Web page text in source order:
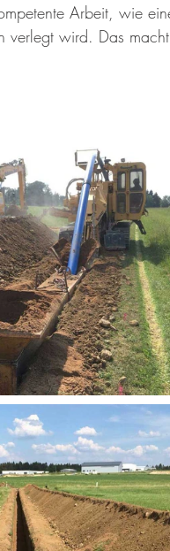
Arbeit, wie
verlegt wird. Das